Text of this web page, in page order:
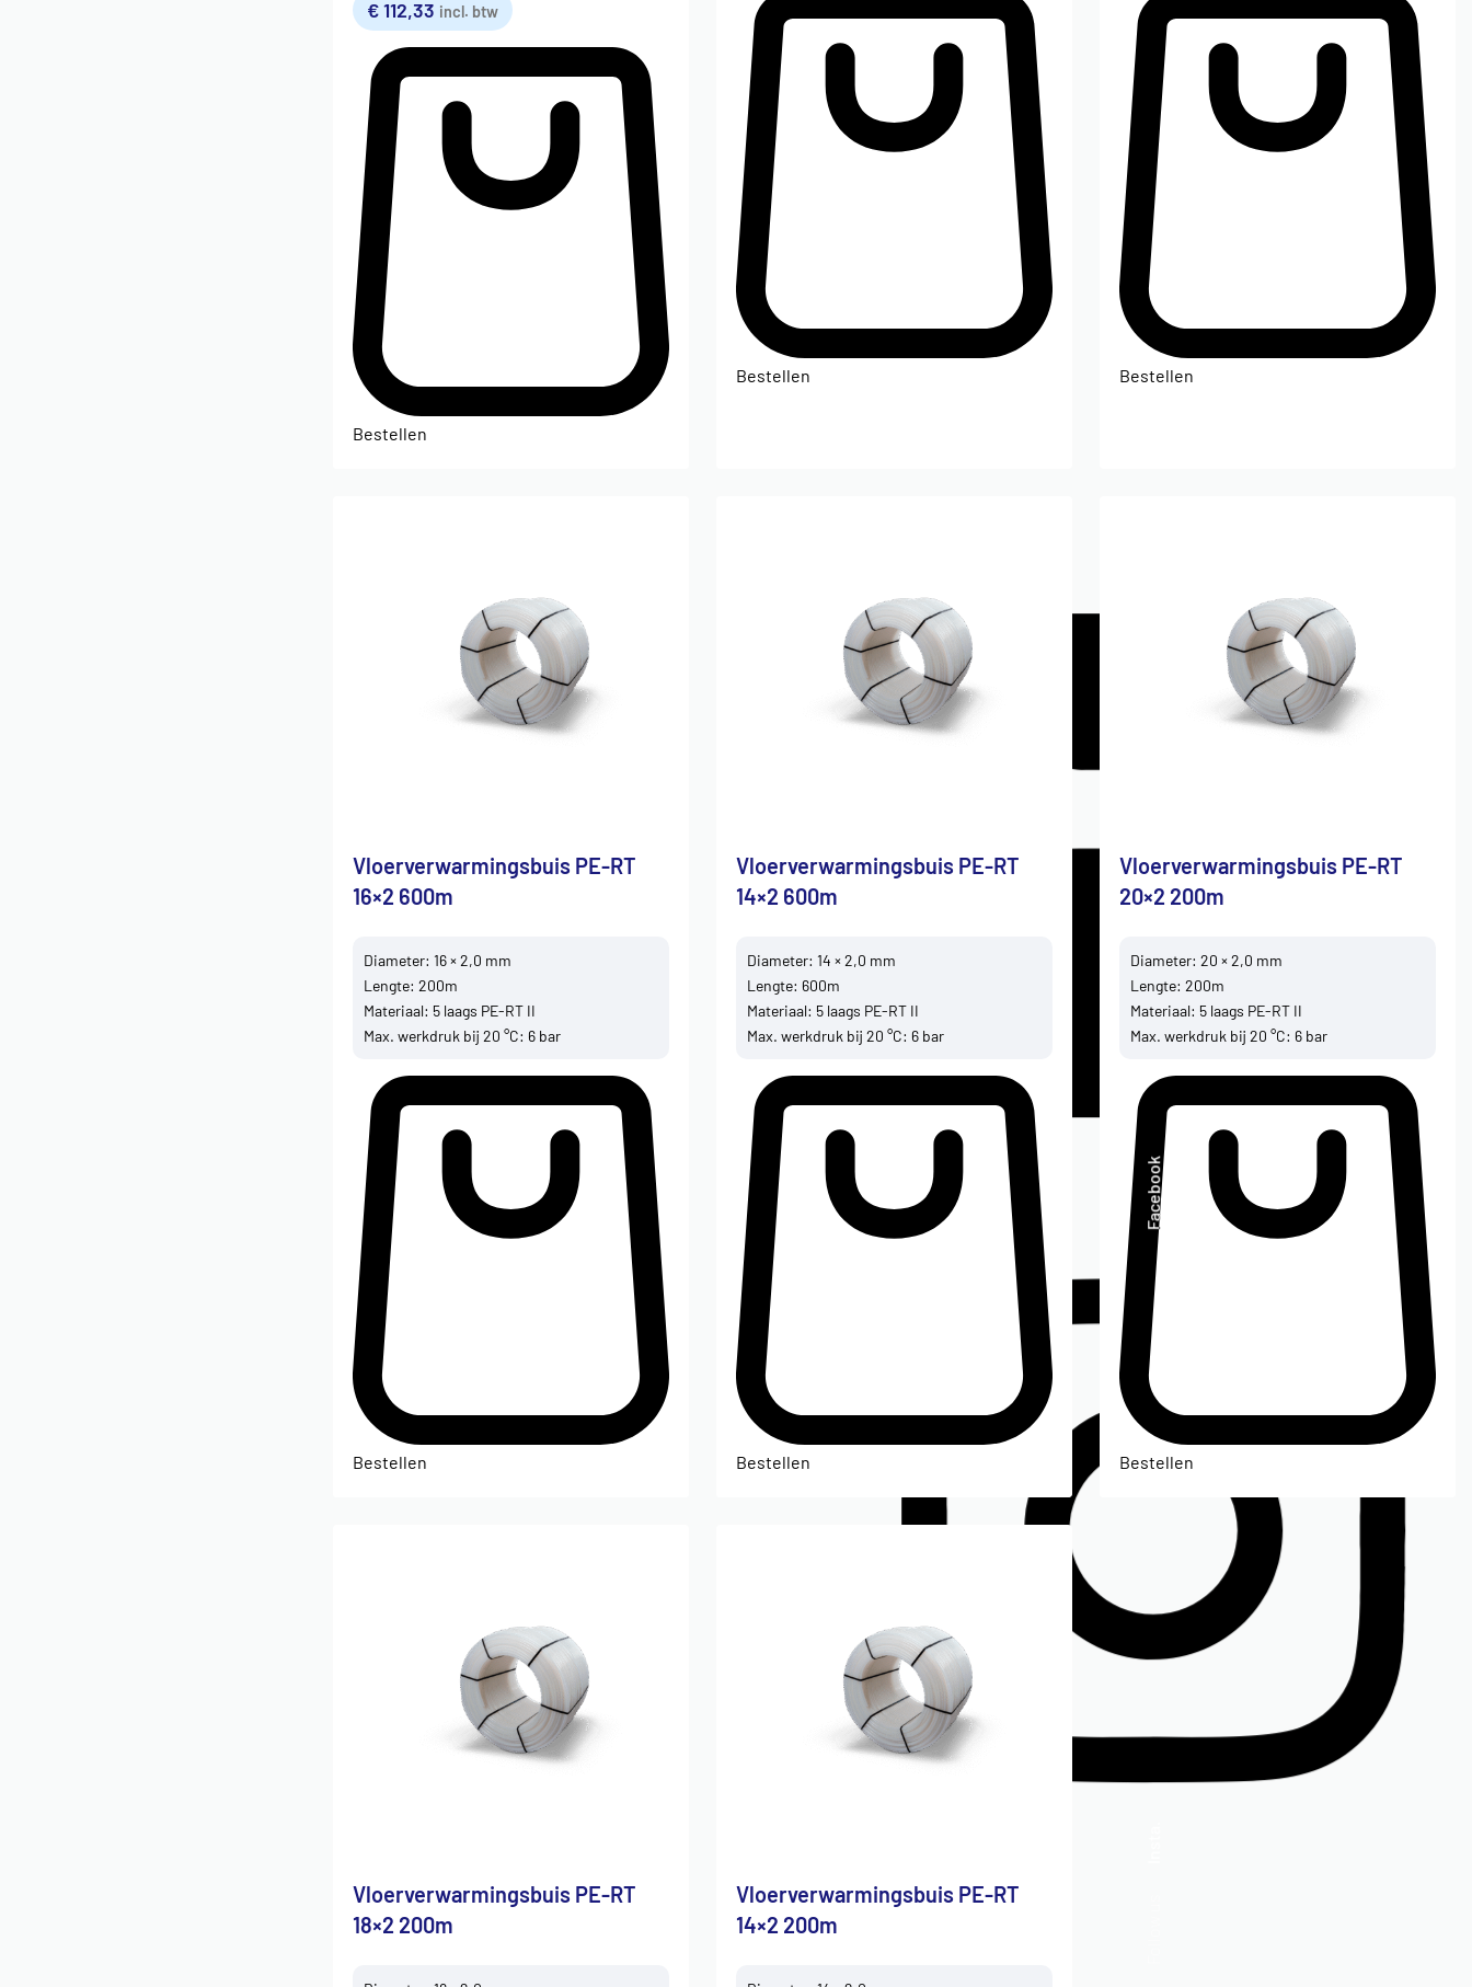
€112,33 incl. btw
Bestellen
Bestellen Bestellen
Vloerverwarmingsbuis PE-RT
16×2 600m
Diameter: 16 × 2,0 mm
Lengte: 200m
Materiaal: 5 laags PE-RT II
Max. werkdruk bij 20 °C: 6 bar
Bestellen
Vloerverwarmingsbuis PE-RT
14×2 600m
Diameter: 14 × 2,0 mm
Lengte: 600m
Materiaal: 5 laags PE-RT II
Max. werkdruk bij 20 °C: 6 bar
Bestellen
Vloerverwarmingsbuis PE-RT
20×2 200m
Diameter: 20 × 2,0 mm
Lengte: 200m
Materiaal: 5 laags PE-RT II
Max. werkdruk bij 20 °C: 6 bar
Bestellen
Vloerverwarmingsbuis PE-RT
18×2 200m
Vloerverwarmingsbuis PE-RT
14×2 200m
Facebook